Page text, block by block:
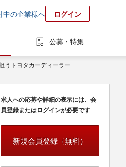
中の企業様へ ログイン
公募・特集
うトヨタカーディーラー
求人への応募や詳細の表示には、会
員登録またはログインが必要です
新規会員登録（無料）